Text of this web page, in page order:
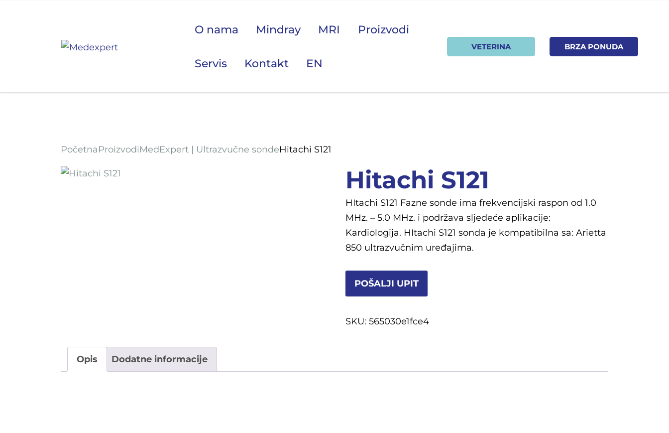
O nama Mindray MRI Proizvodi
Servis Kontakt EN
VETERINA BRZA PONUDA
PočetnaProizvodiMedExpert | Ultrazvučne sondeHitachi S121
Hitachi S121
HItachi S121 Fazne sonde ima frekvencijski raspon od 1.0
MHz. – 5.0 MHz. i podržava sljedeće aplikacije:
Kardiologija. HItachi S121 sonda je kompatibilna sa: Arietta
850 ultrazvučnim uređajima.
POŠALJI UPIT
SKU: 565030e1fce4
Opis Dodatne informacije
ULTRAZVUK
RTG, DENZITOMETAR, MAMOGRAF, I DR.